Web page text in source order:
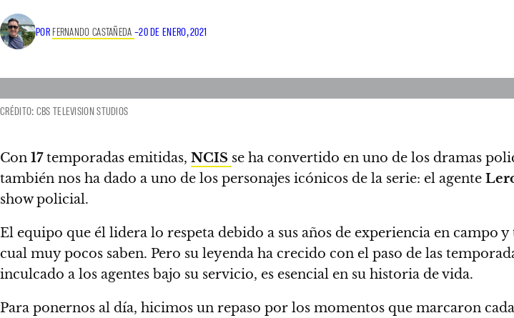
POR FERNANDO CASTAÑEDA –20 DE ENERO, 2021
CRÉDITO: CBS TELEVISION STUDIOS
Con 17temporadas emitidas, NCIS se ha convertido en uno de los dramas
también nos ha dado a uno de los personajes icónicos de la serie: el agente
show policial.
El equipo que él lidera lo respeta debido a sus años de experiencia en
cual muy pocos saben. Pero su leyenda ha crecido con el paso de las
inculcado a los agentes bajo su servicio, es esencial en su historia de vida.
Para ponernos al día, hicimos un repaso por los momentos que marcaron